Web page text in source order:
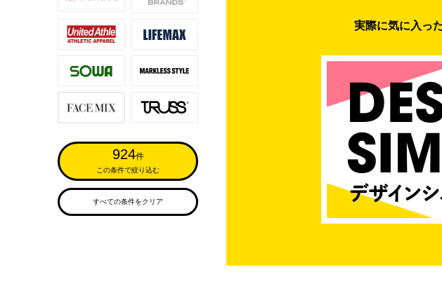
924件
この条件で絞り込む
すべての条件をクリア
実際に気に入っ